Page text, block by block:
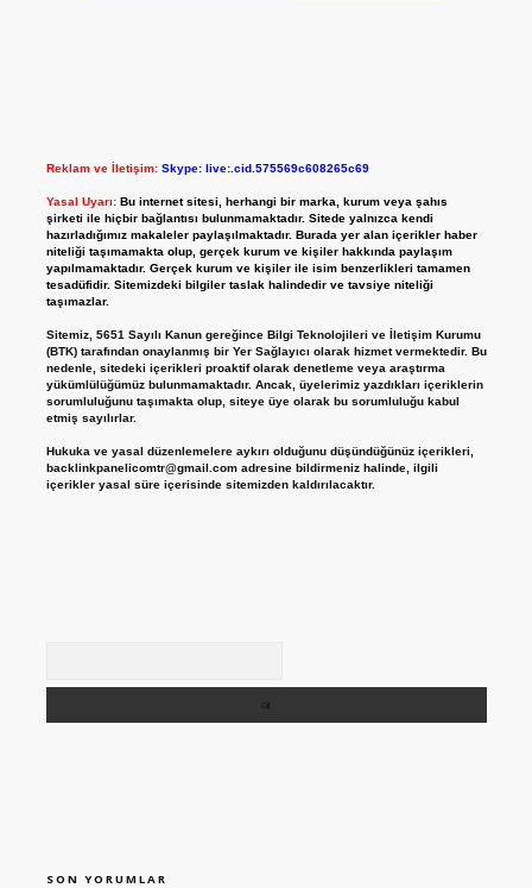
Reklam ve İletişim: Skype: live:.cid.575569c608265c69
Yasal Uyarı: Bu internet sitesi, herhangi bir marka, kurum veya şahıs
şirketi ile hiçbir bağlantısı bulunmamaktadır. Sitede yalnızca kendi
hazırladığımız makaleler paylaşılmaktadır. Burada yer alan içerikler haber
niteliği taşımamakta olup, gerçek kurum ve kişiler hakkında paylaşım
yapılmamaktadır. Gerçek kurum ve kişiler ile isim benzerlikleri tamamen
tesadüfidir. Sitemizdeki bilgiler taslak halindedir ve tavsiye niteliği
taşımazlar.
Sitemiz, 5651 Sayılı Kanun gereğince Bilgi Teknolojileri ve İletişim Kurumu
(BTK) tarafından onaylanmış bir Yer Sağlayıcı olarak hizmet vermektedir. Bu
nedenle, sitedeki içerikleri proaktif olarak denetleme veya araştırma
yükümlülüğümüz bulunmamaktadır. Ancak, üyelerimiz yazdıkları içeriklerin
sorumluluğunu taşımakta olup, siteye üye olarak bu sorumluluğu kabul
etmiş sayılırlar.
Hukuka ve yasal düzenlemelere aykırı olduğunu düşündüğünüz içerikleri,
backlinkpanelicomtr@gmail.comadresine bildirmeniz halinde, ilgili
içerikler yasal süre içerisinde sitemizden kaldırılacaktır.
SON YORUMLAR